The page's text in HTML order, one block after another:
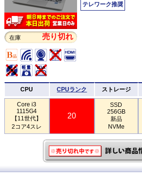
在庫 売り切れ
テレワーク推奨
CPU CPUランク ストレージ
Core i3
1115G4
【11世代】
2コア4スレ
20
SSD
256GB
新品
NVMe